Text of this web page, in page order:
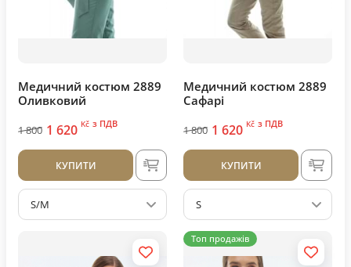
Медичний костюм 2889
Оливковий
1 800 1 620 Kč з ПДВ
КУПИТИ
S/M
Медичний костюм 2889
Сафарі
1 800 1 620 Kč з ПДВ
КУПИТИ
S
Топ продажів